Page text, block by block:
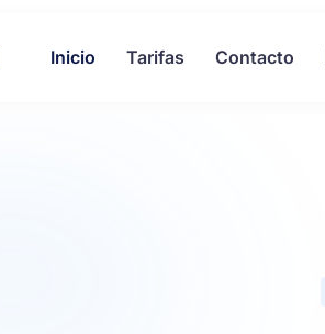
Inicio Tarifas Contacto